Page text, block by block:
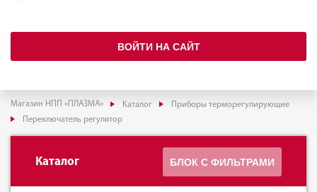
ВОЙТИ НА САЙТ
Магазин НПП «ПЛАЗМА» Каталог
Приборы терморегулирующие
Переключатель регулятор
Каталог БЛОК С ФИЛЬТРАМИ